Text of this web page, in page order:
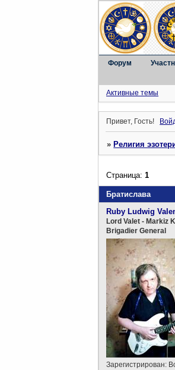
Форум
Активные темы
Привет, Гость!
»Религия
Братислава
Страница:1
Ruby Ludwig
Lord Valet - Markiz
Brigadier General
Зарегистрирован: